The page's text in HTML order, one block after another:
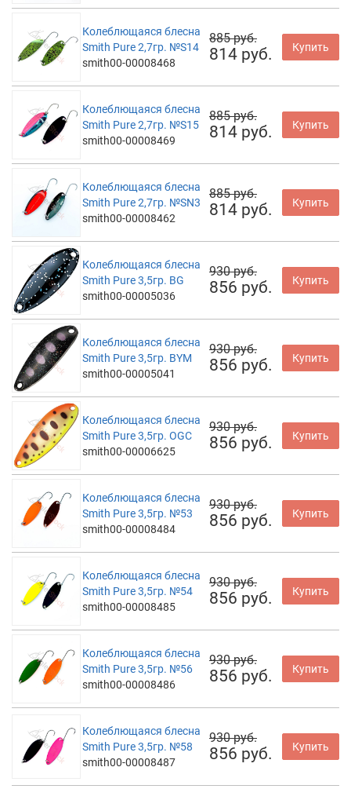
Колеблющаяся блесна
Smith Pure 2,7гр. №S14
smith00-00008468
885 руб.
814 руб. Купить
Колеблющаяся блесна
Smith Pure 2,7гр. №S15
smith00-00008469
885 руб.
814 руб. Купить
Колеблющаяся блесна
Smith Pure 2,7гр. №SN3
smith00-00008462
885 руб.
814 руб. Купить
Колеблющаяся блесна
Smith Pure 3,5гр. BG
smith00-00005036
930 руб.
856 руб. Купить
Колеблющаяся блесна
Smith Pure 3,5гр. BYM
smith00-00005041
930 руб.
856 руб. Купить
Колеблющаяся блесна
Smith Pure 3,5гр. OGC
smith00-00006625
930 руб.
856 руб. Купить
Колеблющаяся блесна
Smith Pure 3,5гр. №53
smith00-00008484
930 руб.
856 руб. Купить
Колеблющаяся блесна
Smith Pure 3,5гр. №54
smith00-00008485
930 руб.
856 руб. Купить
Колеблющаяся блесна
Smith Pure 3,5гр. №56
smith00-00008486
930 руб.
856 руб. Купить
Колеблющаяся блесна
Smith Pure 3,5гр. №58
smith00-00008487
930 руб.
856 руб. Купить